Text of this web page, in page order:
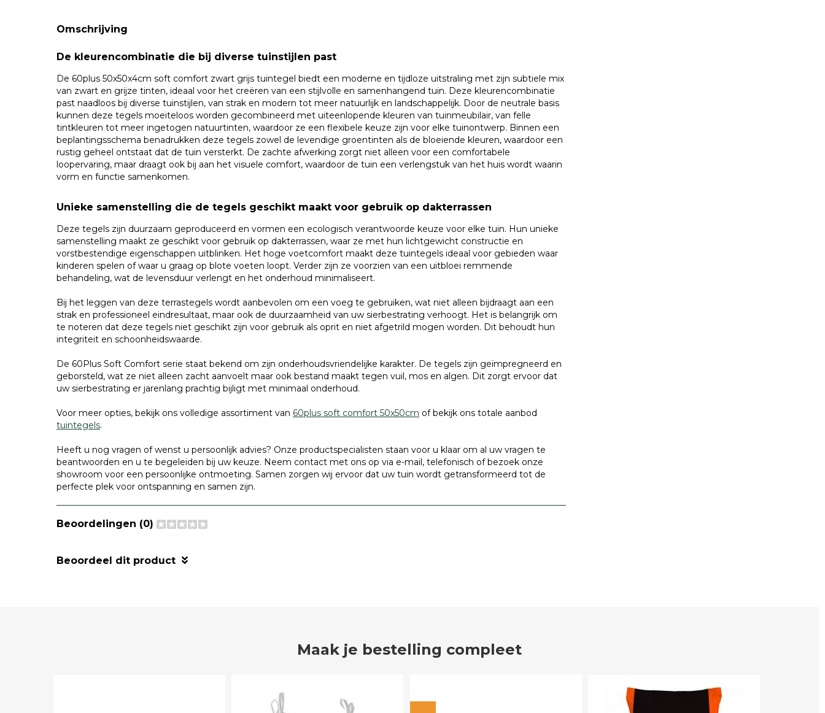
Omschrijving
De kleurencombinatie die bij diverse tuinstijlen past
De 60plus 50x50x4cm soft comfort zwart grijs tuintegel biedt een moderne en tijdloze uitstraling met zijn subtiele mix
van zwart en grijze tinten, ideaal voor het creëren van een stijlvolle en samenhangend tuin. Deze kleurencombinatie
past naadloos bij diverse tuinstijlen, van strak en modern tot meer natuurlijk en landschappelijk. Door de neutrale basis
kunnen deze tegels moeiteloos worden gecombineerd met uiteenlopende kleuren van tuinmeubilair, van felle
tintkleuren tot meer ingetogen natuurtinten, waardoor ze een flexibele keuze zijn voor elke tuinontwerp. Binnen een
beplantingsschema benadrukken deze tegels zowel de levendige groentinten als de bloeiende kleuren, waardoor een
rustig geheel ontstaat dat de tuin versterkt. De zachte afwerking zorgt niet alleen voor een comfortabele
loopervaring, maar draagt ook bij aan het visuele comfort, waardoor de tuin een verlengstuk van het huis wordt waarin
vorm en functie samenkomen.
Unieke samenstelling die de tegels geschikt maakt voor gebruik op dakterrassen
Deze tegels zijn duurzaam geproduceerd en vormen een ecologisch verantwoorde keuze voor elke tuin. Hun unieke
samenstelling maakt ze geschikt voor gebruik op dakterrassen, waar ze met hun lichtgewicht constructie en
vorstbestendige eigenschappen uitblinken. Het hoge voetcomfort maakt deze tuintegels ideaal voor gebieden waar
kinderen spelen of waar u graag op blote voeten loopt. Verder zijn ze voorzien van een uitbloei remmende
behandeling, wat de levensduur verlengt en het onderhoud minimaliseert.
Bij het leggen van deze terrastegels wordt aanbevolen om een voeg te gebruiken, wat niet alleen bijdraagt aan een
strak en professioneel eindresultaat, maar ook de duurzaamheid van uw sierbestrating verhoogt. Het is belangrijk om
te noteren dat deze tegels niet geschikt zijn voor gebruik als oprit en niet afgetrild mogen worden. Dit behoudt hun
integriteit en schoonheidswaarde.
De 60Plus Soft Comfort serie staat bekend om zijn onderhoudsvriendelijke karakter. De tegels zijn geïmpregneerd en
geborsteld, wat ze niet alleen zacht aanvoelt maar ook bestand maakt tegen vuil, mos en algen. Dit zorgt ervoor dat
uw sierbestrating er jarenlang prachtig bijligt met minimaal onderhoud.
Voor meer opties, bekijk ons volledige assortiment van 60plus soft comfort 50x50cm of bekijk ons totale aanbod
tuintegels.
Heeft u nog vragen of wenst u persoonlijk advies? Onze productspecialisten staan voor u klaar om al uw vragen te
beantwoorden en u te begeleiden bij uw keuze. Neem contact met ons op via e-mail, telefonisch of bezoek onze
showroom voor een persoonlijke ontmoeting. Samen zorgen wij ervoor dat uw tuin wordt getransformeerd tot de
perfecte plek voor ontspanning en samen zijn.
Beoordelingen (0)
Beoordeel dit product
Maak je bestelling compleet